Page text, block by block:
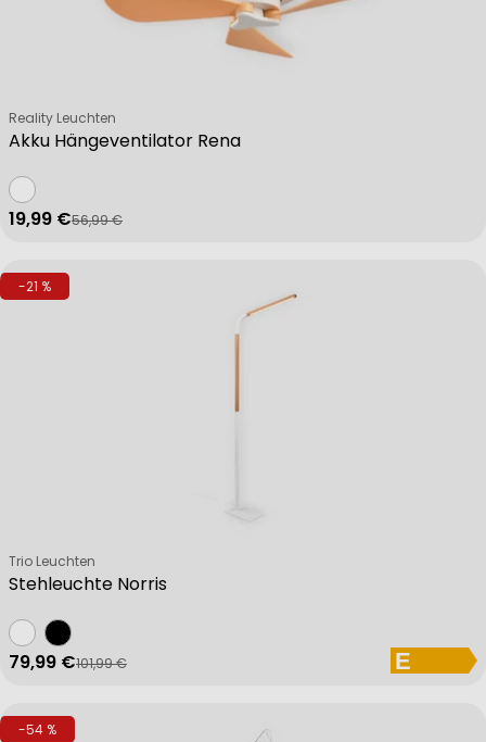
Akku Hängeventilator Rena
Verkäufer:
Reality Leuchten
Verkaufspreis
19,99 €
Regulärer Preis
56,99 €
-21 %
Stehleuchte Norris
Verkäufer:
Trio Leuchten
Verkaufspreis
79,99 €
Regulärer Preis
101,99 €
-54 %